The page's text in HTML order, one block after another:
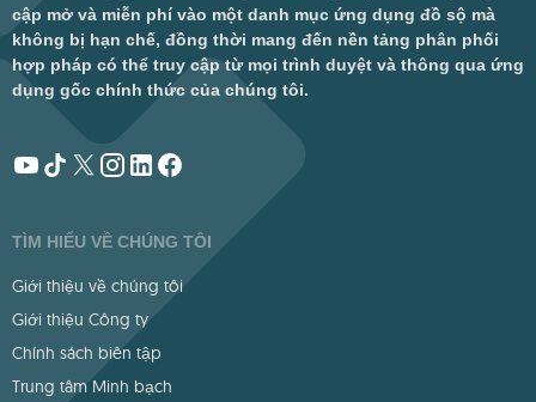
cập mở và miễn phí vào một danh mục ứng dụng đồ sộ mà
không bị hạn chế, đồng thời mang đến nền tảng phân phối
hợp pháp có thể truy cập từ mọi trình duyệt và thông qua ứng
dụng gốc chính thức của chúng tôi.
TÌM HIỂU VỀ CHÚNG TÔI
Giới thiệu về chúng tôi
Giới thiệu Công ty
Chính sách biên tập
Trung tâm Minh bạch